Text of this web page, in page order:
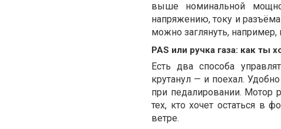
выше номинальной
напряжению, току и
можно заглянуть, например,
PAS или ручка газа: как ты
Есть два способа
крутанул — и поехал.
при педалировании. Мотор
тех, кто хочет остаться в
ветре.